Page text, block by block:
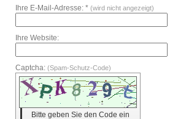
Ihre E-Mail-Adresse: * (wird nicht angezeigt)
Ihre Website:
Captcha: (Spam-Schutz-Code)
Bitte geben Sie den Code ein